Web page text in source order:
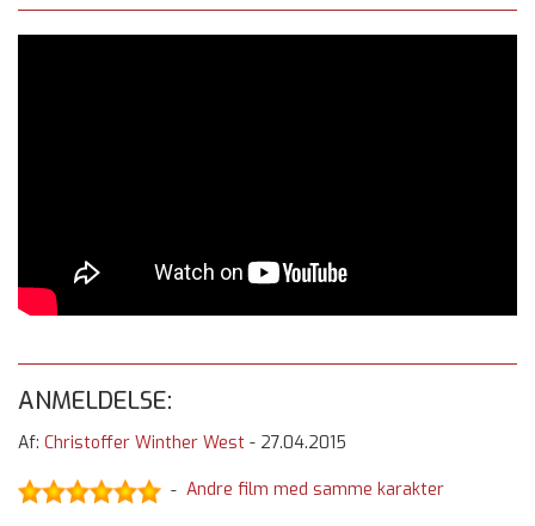
ANMELDELSE:
Af: Christoffer Winther West - 27.04.2015
- Andre film med samme karakter